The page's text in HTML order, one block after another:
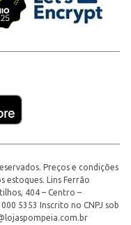
Preços e condições
estoques. Lins Ferrão
404 – Centro –
5353 Inscrito no CNPJ sob